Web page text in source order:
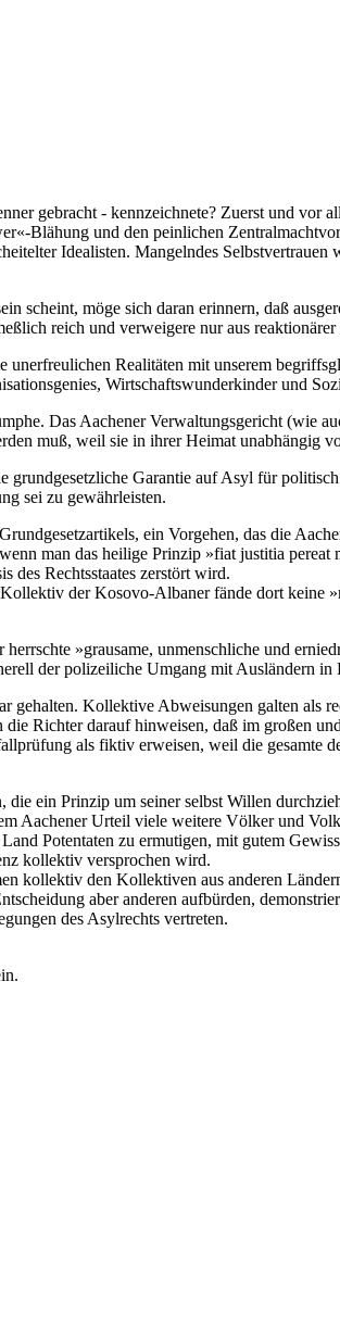
gebracht - kennzeichnete? Zuerst und vor
Blähung und den peinlichen
Idealisten. Mangelndes
scheint, möge sich daran erinnern, daß
reich und verweigere nur aus
Realitäten mit unserem
Wirtschaftswunderkinder und
Das Aachener Verwaltungsgericht (wie
muß, weil sie in ihrer Heimat unabhängig
Garantie auf Asyl für
sei zu gewährleisten.
ein Vorgehen, das die
man das heilige Prinzip »fiat justitia
des Rechtsstaates zerstört wird.
der Kosovo-Albaner fände dort
»grausame, unmenschliche und
der polizeiliche Umgang mit Ausländern
gehalten. Kollektive Abweisungen galten als
Richter darauf hinweisen, daß im großen
als fiktiv erweisen, weil die gesamte
ein Prinzip um seiner selbst Willen
Aachener Urteil viele weitere Völker und
Potentaten zu ermutigen, mit gutem
kollektiv versprochen wird.
kollektiv den Kollektiven aus anderen
aber anderen aufbürden,
des Asylrechts vertreten.